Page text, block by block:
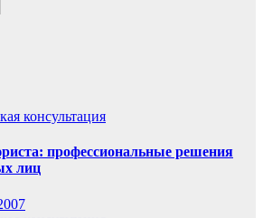
консультация
профессиональные решения
лиц